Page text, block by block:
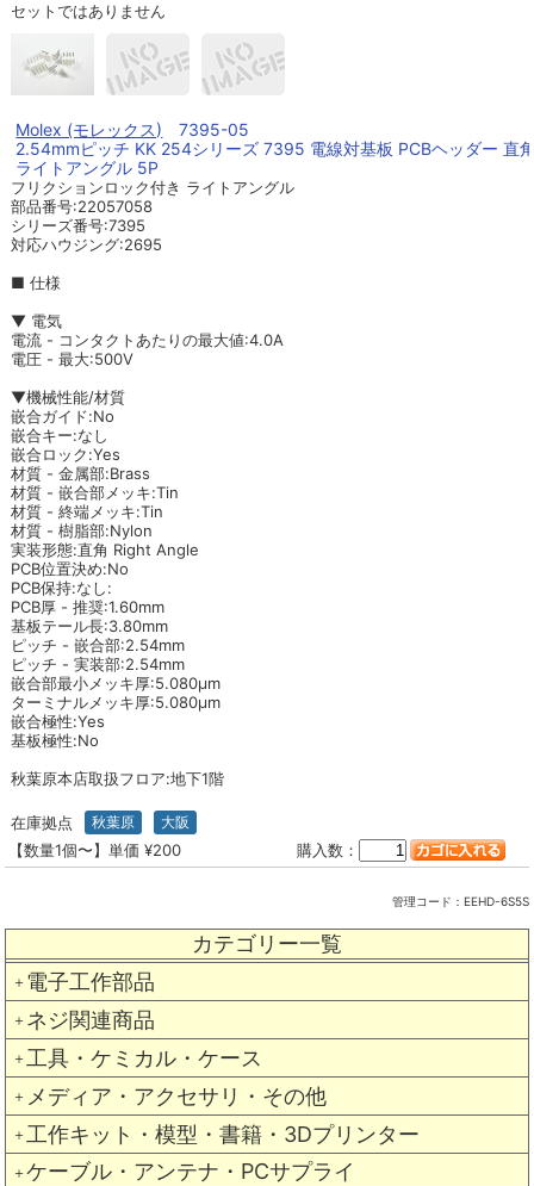
カテゴリー一覧
＋ 電子工作部品
＋ ネジ関連商品
＋ 工具・ケミカル・ケース
＋ メディア・アクセサリ・その他
＋ 工作キット・模型・書籍・3Dプリンター
＋ ケーブル・アンテナ・PCサプライ
セットではありません
Molex (モレックス) 7395-05
2.54mmピッチ KK 254シリーズ 7395 電線対基板 PCBヘッダー 直
ライトアングル 5P
フリクションロック付き ライトアングル
部品番号:22057058
シリーズ番号:7395
対応ハウジング:2695
■ 仕様
▼ 電気
電流 - コンタクトあたりの最大値:4.0A
電圧 - 最大:500V
▼機械性能/材質
嵌合ガイド:No
嵌合キー:なし
嵌合ロック:Yes
材質 - 金属部:Brass
材質 - 嵌合部メッキ:Tin
材質 - 終端メッキ:Tin
材質 - 樹脂部:Nylon
実装形態:直角 Right Angle
PCB位置決め:No
PCB保持:なし:
PCB厚 - 推奨:1.60mm
基板テール長:3.80mm
ピッチ - 嵌合部:2.54mm
ピッチ - 実装部:2.54mm
嵌合部最小メッキ厚:5.080µm
ターミナルメッキ厚:5.080µm
嵌合極性:Yes
基板極性:No
秋葉原本店取扱フロア:地下1階
在庫拠点 秋葉原 大阪
【数量1個〜】単価 ¥200 購入数：
管理コード： EEHD-6S5S